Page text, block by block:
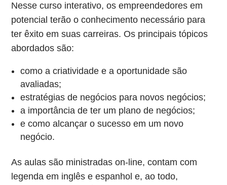
Nesse curso interativo, os empreendedores em
potencial terão o conhecimento necessário para
ter êxito em suas carreiras. Os principais tópicos
abordados são:
como a criatividade e a oportunidade são
avaliadas;
estratégias de negócios para novos negócios;
a importância de ter um plano de negócios;
e como alcançar o sucesso em um novo
negócio.
As aulas são ministradas on-line, contam com
legenda em inglês e espanhol e, ao todo,